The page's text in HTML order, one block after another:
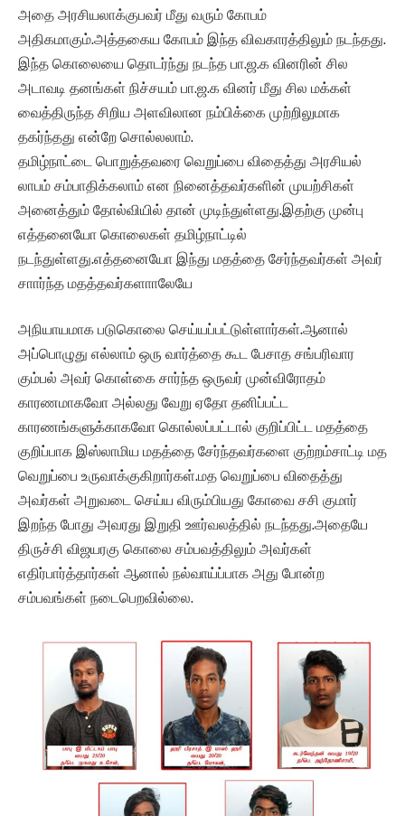
அதை அரசியலாக்குபவர் மீது வரும் கோபம்
அதிகமாகும்.அத்தகைய கோபம் இந்த விவகாரத்திலும் நடந்தது.
இந்த கொலையை தொடர்ந்து நடந்த பா.ஜ.க வினரின் சில
அடாவடி தனங்கள் நிச்சயம் பா.ஜ.க வினர் மீது சில மக்கள்
வைத்திருந்த சிறிய அளவிலான நம்பிக்கை முற்றிலுமாக
தகர்ந்தது என்றே சொல்லலாம்.
தமிழ்நாட்டை பொறுத்தவரை வெறுப்பை விதைத்து அரசியல்
லாபம் சம்பாதிக்கலாம் என நினைத்தவர்களின் முயற்சிகள்
அனைத்தும் தோல்வியில் தான் முடிந்துள்ளது.இதற்கு முன்பு
எத்தனையோ கொலைகள் தமிழ்நாட்டில்
நடந்துள்ளது.எத்தனையோ இந்து மதத்தை சேர்ந்தவர்கள் அவர்
சாார்ந்த மதத்தவர்களாாலேயே
அநியாயமாக படுகொலை செய்யப்பட்டுள்ளார்கள்.ஆனால்
அப்பொழுது எல்லாம் ஒரு வார்த்தை கூட பேசாத சங்பரிவார
கும்பல் அவர் கொள்கை சார்ந்த ஒருவர் முன்விரோதம்
காரணமாகவோ அல்லது வேறு ஏதோ தனிப்பட்ட
காரணங்களுக்காகவோ கொல்லப்பட்டால் குறிப்பிட்ட மதத்தை
குறிப்பாக இஸ்லாமிய மதத்தை சேர்ந்தவர்களை குற்றம்சாட்டி மத
வெறுப்பை உருவாக்குகிறார்கள்.மத வெறுப்பை விதைத்து
அவர்கள் அறுவடை செய்ய விரும்பியது கோவை சசி குமார்
இறந்த போது அவரது இறுதி ஊர்வலத்தில் நடந்தது.அதையே
திருச்சி விஜயரகு கொலை சம்பவத்திலும் அவர்கள்
எதிர்பார்த்தார்கள் ஆனால் நல்வாய்ப்பாக அது போன்ற
சம்பவங்கள் நடைபெறவில்லை.